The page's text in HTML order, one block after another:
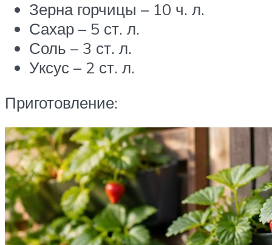
Зерна горчицы – 10 ч. л.
Сахар – 5 ст. л.
Соль – 3 ст. л.
Уксус – 2 ст. л.
Приготовление: